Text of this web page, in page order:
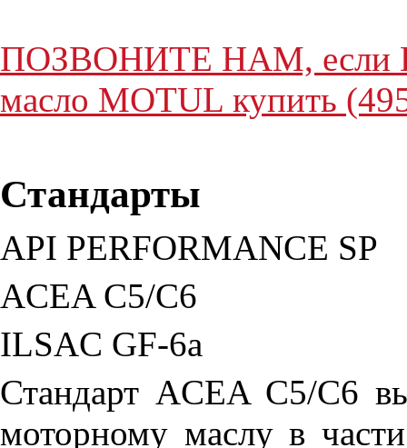
ПОЗВОНИТЕ НАМ, если
масло MOTUL купить
Стандарты
API PERFORMANCE SP
ACEA C5/C6
ILSAC GF-6a
Стандарт ACEA C5/C6
моторному маслу в